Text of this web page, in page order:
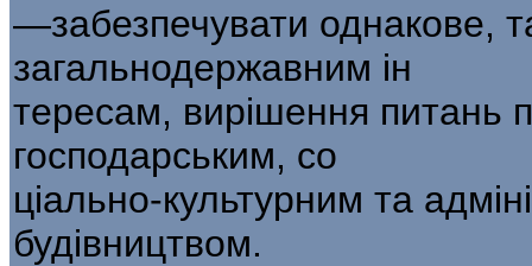
—забезпечувати однакове,
загальнодержавним ін­
тересам, вирішення питань
господарським, со­
ціально-культурним та
будівництвом.